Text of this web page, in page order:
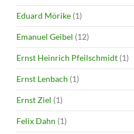
Eduard Mörike (1)
Emanuel Geibel (12)
Ernst Heinrich Pfeilschmidt (1)
Ernst Lenbach (1)
Ernst Ziel (1)
Felix Dahn (1)